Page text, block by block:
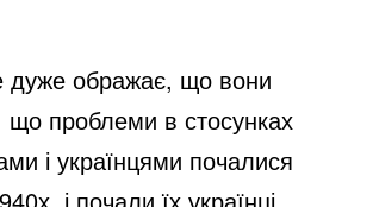
дуже ображає, що вони
проблеми в стосунках
і українцями почалися